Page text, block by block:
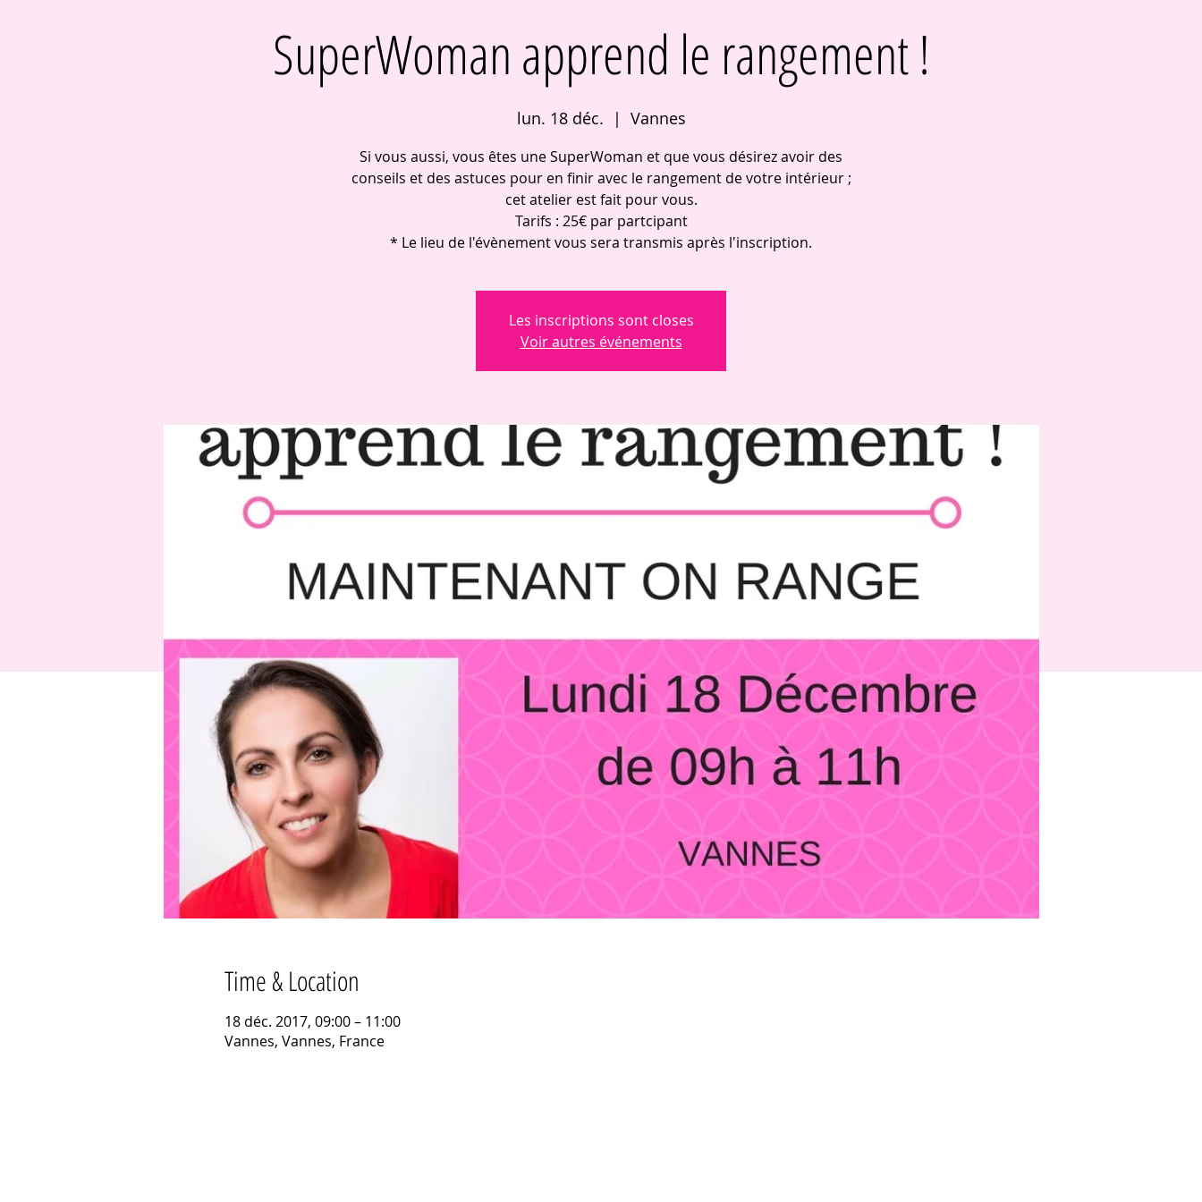
SuperWoman apprend le rangement !
lun. 18 déc.
  |
Vannes
Si vous aussi, vous êtes une SuperWoman et que vous désirez avoir des
conseils et des astuces pour en finir avec le rangement de votre intérieur ;
cet atelier est fait pour vous.
Tarifs : 25€ par partcipant
* Le lieu de l'évènement vous sera transmis après l'inscription.
Les inscriptions sont closes
Voir autres événements
Time & Location
18 déc. 2017, 09:00 – 11:00
Vannes, Vannes, France